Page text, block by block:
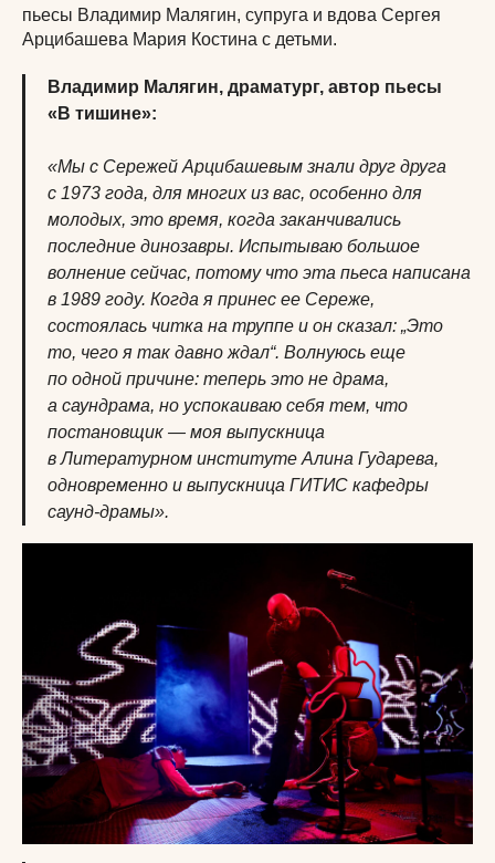
пьесы Владимир Малягин, супруга и вдова Сергея
Арцибашева Мария Костина с детьми.
Владимир Малягин, драматург, автор пьесы
«В тишине»:
«Мы с Сережей Арцибашевым знали друг друга
с 1973 года, для многих из вас, особенно для
молодых, это время, когда заканчивались
последние динозавры. Испытываю большое
волнение сейчас, потому что эта пьеса написана
в 1989 году. Когда я принес ее Сереже,
состоялась читка на труппе и он сказал: „Это
то, чего я так давно ждал“. Волнуюсь еще
по одной причине: теперь это не драма,
а саундрама, но успокаиваю себя тем, что
постановщик — моя выпускница
в Литературном институте Алина Гударева,
одновременно и выпускница ГИТИС кафедры
саунд-драмы».